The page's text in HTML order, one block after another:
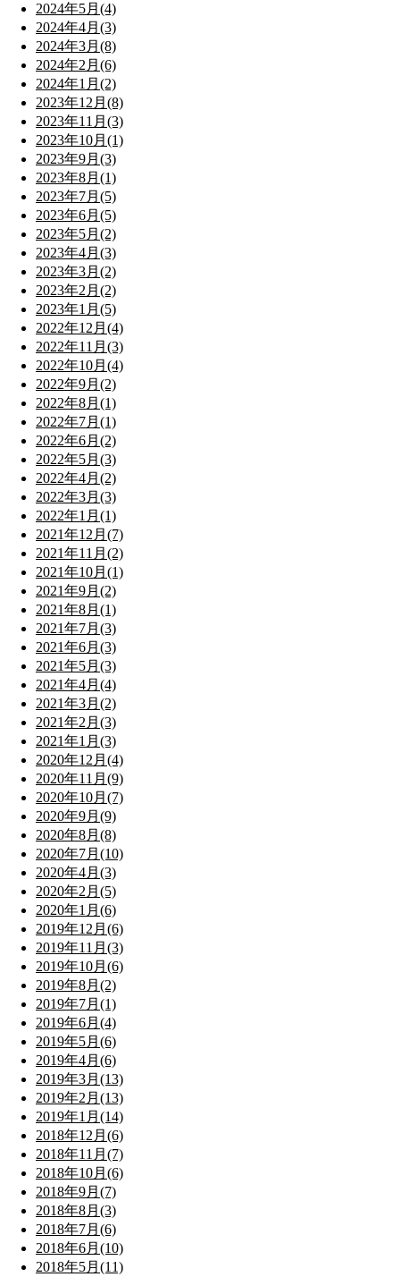
2024年5月(4)
2024年4月(3)
2024年3月(8)
2024年2月(6)
2024年1月(2)
2023年12月(8)
2023年11月(3)
2023年10月(1)
2023年9月(3)
2023年8月(1)
2023年7月(5)
2023年6月(5)
2023年5月(2)
2023年4月(3)
2023年3月(2)
2023年2月(2)
2023年1月(5)
2022年12月(4)
2022年11月(3)
2022年10月(4)
2022年9月(2)
2022年8月(1)
2022年7月(1)
2022年6月(2)
2022年5月(3)
2022年4月(2)
2022年3月(3)
2022年1月(1)
2021年12月(7)
2021年11月(2)
2021年10月(1)
2021年9月(2)
2021年8月(1)
2021年7月(3)
2021年6月(3)
2021年5月(3)
2021年4月(4)
2021年3月(2)
2021年2月(3)
2021年1月(3)
2020年12月(4)
2020年11月(9)
2020年10月(7)
2020年9月(9)
2020年8月(8)
2020年7月(10)
2020年4月(3)
2020年2月(5)
2020年1月(6)
2019年12月(6)
2019年11月(3)
2019年10月(6)
2019年8月(2)
2019年7月(1)
2019年6月(4)
2019年5月(6)
2019年4月(6)
2019年3月(13)
2019年2月(13)
2019年1月(14)
2018年12月(6)
2018年11月(7)
2018年10月(6)
2018年9月(7)
2018年8月(3)
2018年7月(6)
2018年6月(10)
2018年5月(11)